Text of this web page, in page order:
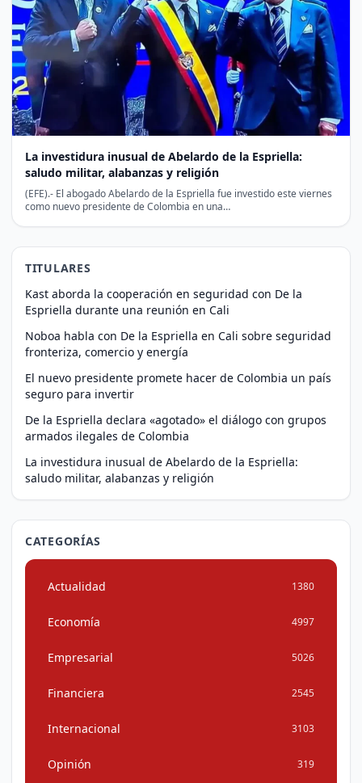
La investidura inusual de Abelardo de la Espriella:
saludo militar, alabanzas y religión
(EFE).- El abogado Abelardo de la Espriella fue investido este viernes
como nuevo presidente de Colombia en una…
TITULARES
Kast aborda la cooperación en seguridad con De la
Espriella durante una reunión en Cali
Noboa habla con De la Espriella en Cali sobre seguridad
fronteriza, comercio y energía
El nuevo presidente promete hacer de Colombia un país
seguro para invertir
De la Espriella declara «agotado» el diálogo con grupos
armados ilegales de Colombia
La investidura inusual de Abelardo de la Espriella:
saludo militar, alabanzas y religión
CATEGORÍAS
Actualidad 1380
Economía 4997
Empresarial 5026
Financiera 2545
Internacional 3103
Opinión 319